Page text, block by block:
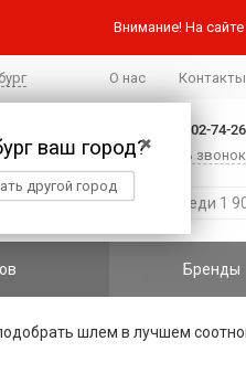
Внимание! На
✖
ваш город?
другой город
О нас Контакты
+7 (812) 502-74-26
Заказать звонок
Бренды
шлем в лучшем